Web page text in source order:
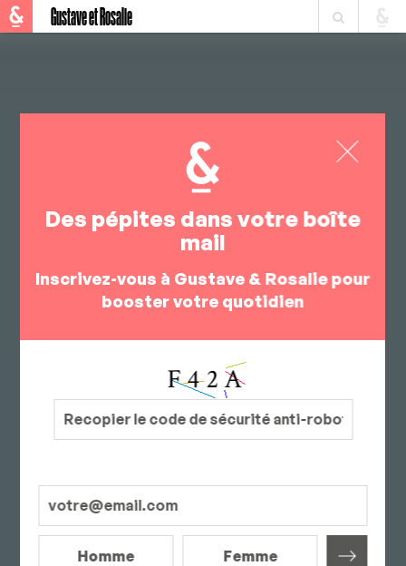
Gustave et Rosalie
Des pépites dans votre boîte
mail
Inscrivez-vous à Gustave & Rosalie pour
booster votre quotidien
Homme Femme